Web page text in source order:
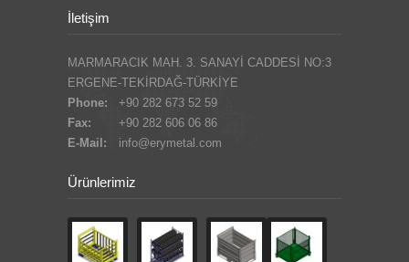
İletişim
MARMARACIK MAH. 3. SANAYİ CADDESİ NO:3
ERGENE-TEKİRDAĞ-TÜRKİYE
Phone:
+90 282 673 52 59
Fax:
+90 282 606 06 86
E-Mail:
info@erymetal.com
Ürünlerimiz